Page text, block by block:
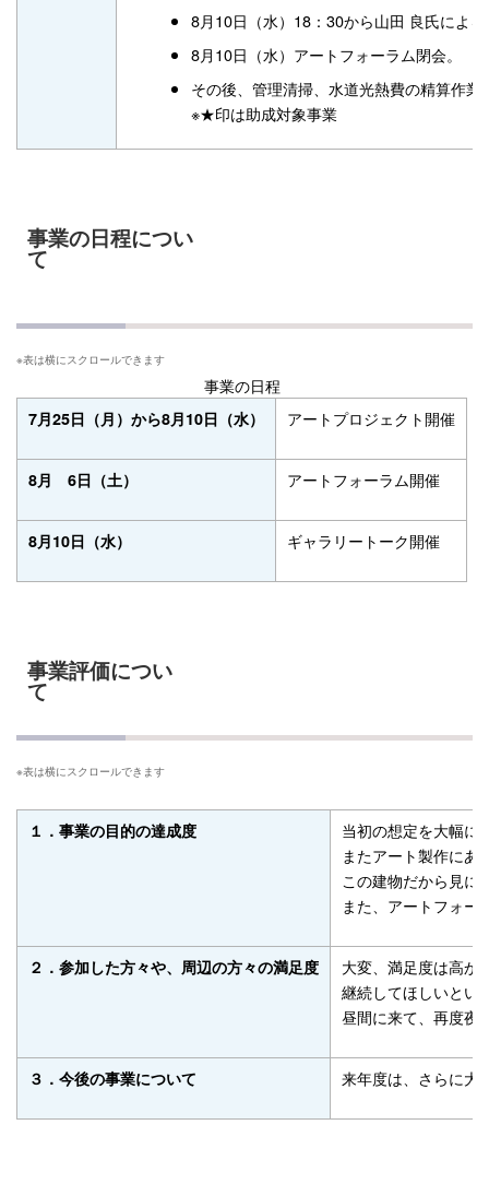
8月10日（水）18：30から山田 良氏によ
8月10日（水）アートフォーラム閉会。
その後、管理清掃、水道光熱費の精算作
※★印は助成対象事業
事業の日程につい
て
事業の日程
7月25日（月）から8月10日（水） アートプロジェクト開催
8月 6日（土） アートフォーラム開催
8月10日（水） ギャラリートーク開催
事業評価につい
て
１．事業の目的の達成度
当初の想定を大幅に
またアート製作に
この建物だから見に
また、アートフォー
２．参加した方々や、周辺の方々の満足度
大変、満足度は高か
継続してほしいとい
昼間に来て、再度夜
３．今後の事業について 来年度は、さらに大